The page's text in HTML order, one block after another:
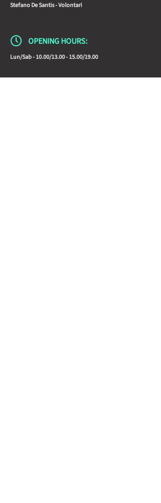
Stefano De Santis - Volontari
OPENING HOURS:
Lun/Sab - 10.00/13.00 - 15.00/19.00